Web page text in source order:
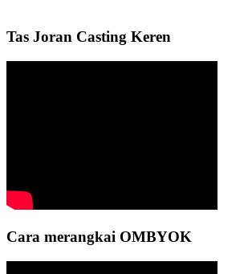
Tas Joran Casting Keren
Cara merangkai OMBYOK